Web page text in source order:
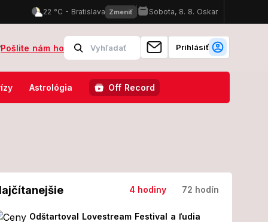
Z jeho prvých slov MRAZÍ Odštartoval Lovestream
Pošlite nám ho Prihlásiť
Astrológia Off Record
4 hodiny 72 hodín
Odštartoval Lovestream Festival a ľudia